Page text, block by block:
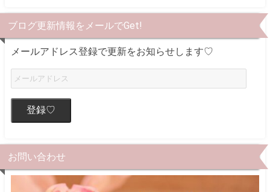
ブログ更新情報をメールでGet!
メールアドレス登録で更新をお知らせします♡
登録♡
お問い合わせ